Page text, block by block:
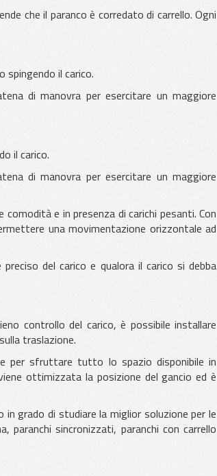
che il paranco è corredato di carrello. Ogni
spingendo il carico.
di manovra per esercitare un maggiore
il carico.
di manovra per esercitare un maggiore
e in presenza di carichi pesanti. Con
una movimentazione orizzontale ad
del carico e qualora il carico si debba
controllo del carico, è possibile installare
traslazione.
per sfruttare tutto lo spazio disponibile in
ottimizzata la posizione del gancio ed è
grado di studiare la miglior soluzione per le
paranchi sincronizzati, paranchi con carrello